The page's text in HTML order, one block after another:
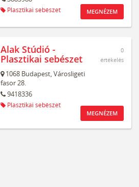
Plasztikai sebészet MEGNÉZEM
Alak Stúdió -
Plasztikai sebészet
1068 Budapest,Városligeti
fasor 28.
9418336
Plasztikai sebészet
0
értékelés
MEGNÉZEM